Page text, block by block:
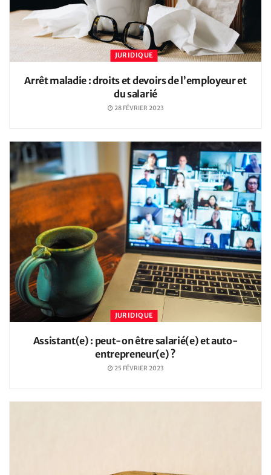
JURIDIQUE
Arrêt maladie : droits et devoirs de l’employeur et
du salarié
28 FÉVRIER 2023
JURIDIQUE
Assistant(e) : peut-on être salarié(e) et auto-
entrepreneur(e) ?
25 FÉVRIER 2023